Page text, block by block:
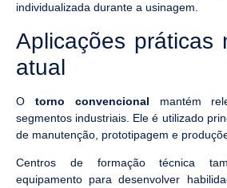
individualizada durante a usinagem.
Aplicações práticas
atual
O torno convencional mantém
segmentos industriais. Ele é utilizado
de manutenção, prototipagem e
Centros de formação técnica
equipamento para desenvolver